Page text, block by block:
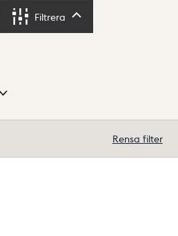
Filtrera
Rensa filter